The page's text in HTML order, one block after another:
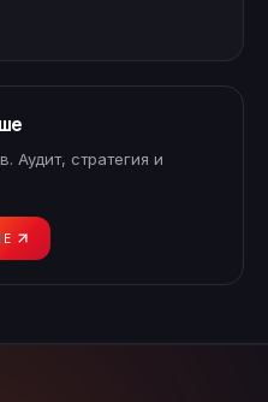
Аудит, стратегия и